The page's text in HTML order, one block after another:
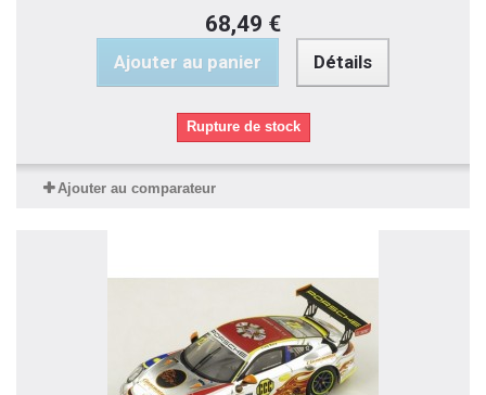
68,49 €
Ajouter au panier Détails
Rupture de stock
Ajouter au comparateur